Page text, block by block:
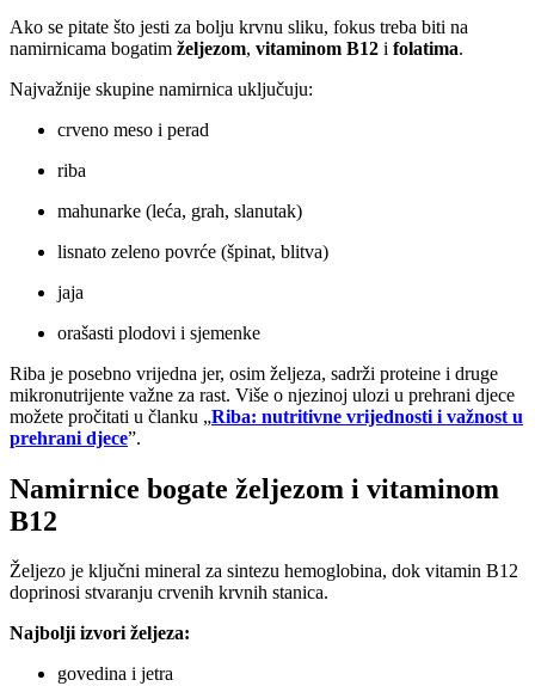
Ako se pitate što jesti za bolju krvnu sliku, fokus treba biti na
namirnicama bogatim željezom, vitaminom B12 i folatima.
Najvažnije skupine namirnica uključuju:
crveno meso i perad
riba
mahunarke (leća, grah, slanutak)
lisnato zeleno povrće (špinat, blitva)
jaja
orašasti plodovi i sjemenke
Riba je posebno vrijedna jer, osim željeza, sadrži proteine i druge
mikronutrijente važne za rast. Više o njezinoj ulozi u prehrani djece
možete pročitati u članku „Riba: nutritivne vrijednosti i važnost u
prehrani djece”.
Namirnice bogate željezom i vitaminom
B12
Željezo je ključni mineral za sintezu hemoglobina, dok vitamin B12
doprinosi stvaranju crvenih krvnih stanica.
Najbolji izvori željeza:
govedina i jetra